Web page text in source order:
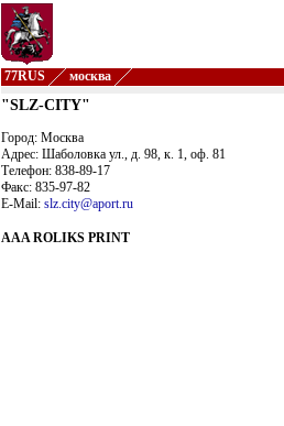
77RUS москва
"SLZ-CITY"
Город: Москва
Адрес: Шаболовка ул., д. 98, к. 1, оф. 81
Телефон: 838-89-17
Факс: 835-97-82
E-Mail: slz.city@aport.ru
AAA ROLIKS PRINT